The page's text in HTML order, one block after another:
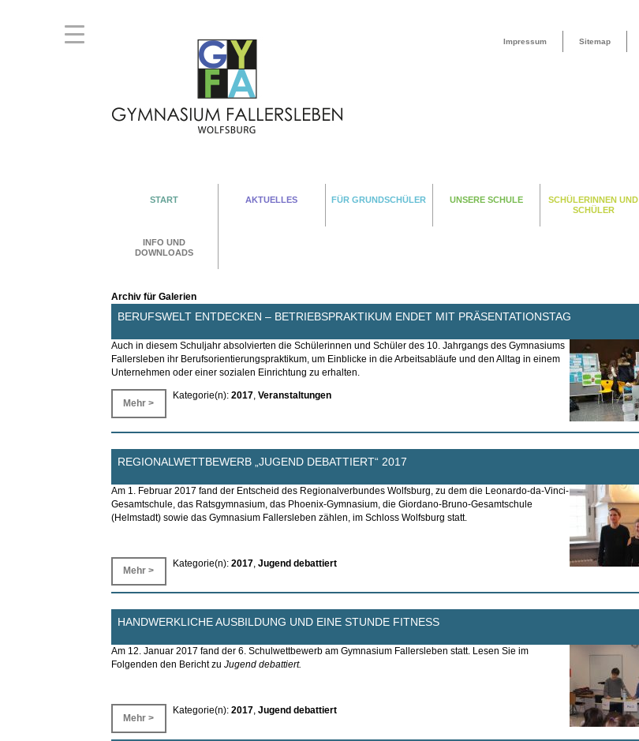
Sitemap
Impressum
START AKTUELLES FÜR GRUNDSCHÜLER UNSERE SCHULE
SCHÜLERINNEN UND
SCHÜLER
INFO UND
DOWNLOADS
Archiv für Galerien
BERUFSWELT ENTDECKEN – BETRIEBSPRAKTIKUM ENDET MIT PRÄSENTATIONSTAG
Auch in diesem Schuljahr absolvierten die Schülerinnen und Schüler des 10. Jahrgangs des Gymnasiums
Fallersleben ihr Berufsorientierungspraktikum, um Einblicke in die Arbeitsabläufe und den Alltag in einem
Unternehmen oder einer sozialen Einrichtung zu erhalten.
Mehr >
Kategorie(n): 2017, Veranstaltungen
REGIONALWETTBEWERB „JUGEND DEBATTIERT“ 2017
Am 1. Februar 2017 fand der Entscheid des Regionalverbundes Wolfsburg, zu dem die Leonardo-da-Vinci-
Gesamtschule, das Ratsgymnasium, das Phoenix-Gymnasium, die Giordano-Bruno-Gesamtschule
(Helmstadt) sowie das Gymnasium Fallersleben zählen, im Schloss Wolfsburg statt.
Mehr >
Kategorie(n): 2017, Jugend debattiert
HANDWERKLICHE AUSBILDUNG UND EINE STUNDE FITNESS
Am 12. Januar 2017 fand der 6. Schulwettbewerb am Gymnasium Fallersleben statt. Lesen Sie im
Folgenden den Bericht zu Jugend debattiert.
Mehr >
Kategorie(n): 2017, Jugend debattiert